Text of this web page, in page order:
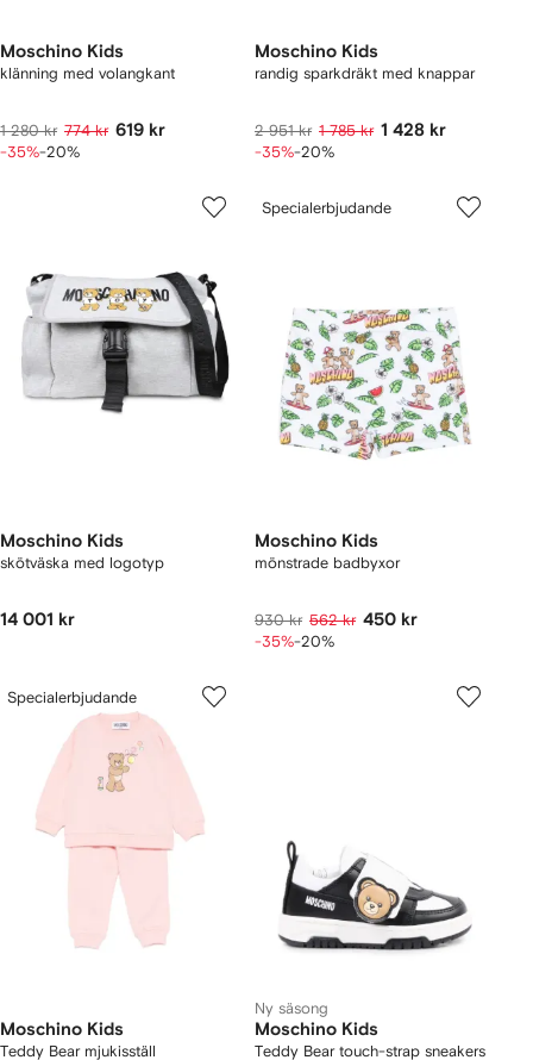
Moschino Kids
klänning med volangkant
1 280 kr 774 kr 619 kr
-35%-20%
Moschino Kids
randig sparkdräkt med knappar
2 951 kr 1 785 kr 1 428 kr
-35%-20%
Moschino Kids
skötväska med logotyp
14 001 kr
Specialerbjudande
Moschino Kids
mönstrade badbyxor
930 kr 562 kr 450 kr
-35%-20%
Specialerbjudande
Moschino Kids
Teddy Bear mjukisställ
Ny säsong
Moschino Kids
Teddy Bear touch-strap sneakers